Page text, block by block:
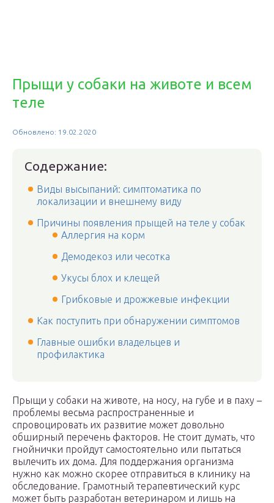
Прыщи у собаки на животе и всем
теле
Обновлено: 19.02.2020
Содержание:
Виды высыпаний: симптоматика по
локализации и внешнему виду
Причины появления прыщей на теле у собак
Аллергия на корм
Демодекоз или чесотка
Укусы блох и клещей
Грибковые и дрожжевые инфекции
Как поступить при обнаружении симптомов
Главные ошибки владельцев и
профилактика
Прыщи у собаки на животе, на носу, на губе и в паху –
проблемы весьма распространенные и
спровоцировать их развитие может довольно
обширный перечень факторов. Не стоит думать, что
гнойнички пройдут самостоятельно или пытаться
вылечить их дома. Для поддержания организма
нужно как можно скорее отправиться в клинику на
обследование. Грамотный терапевтический курс
может быть разработан ветеринаром и лишь на